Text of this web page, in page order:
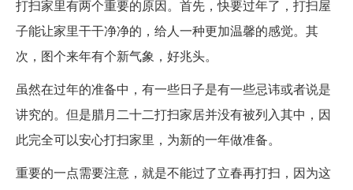
打扫家里有两个重要的原因。首先，快要过年了，打扫屋
子能让家里干干净净的，给人一种更加温馨的感觉。其
次，图个来年有个新气象，好兆头。
虽然在过年的准备中，有一些日子是有一些忌讳或者说是
讲究的。但是腊月二十二打扫家居并没有被列入其中，因
此完全可以安心打扫家里，为新的一年做准备。
重要的一点需要注意，就是不能过了立春再打扫，因为这